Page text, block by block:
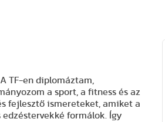
TF-en diplomáztam,
a sport, a fitness és az
fejlesztő ismereteket, amiket a
formálok. Így